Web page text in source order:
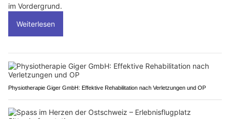
im Vordergrund.
Weiterlesen
Physiotherapie Giger GmbH: Effektive Rehabilitation nach Verletzungen und OP